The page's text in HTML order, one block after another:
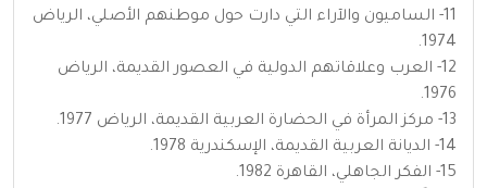
11- الساميون والآراء التي دارت حول موطنهم الأصلي، الرياض
1974.
12- العرب وعلاقاتهم الدولية في العصور القديمة، الرياض
1976.
13- مركز المرأة في الحضارة العربية القديمة، الرياض 1977.
14- الديانة العربية القديمة، الإسكندرية 1978.
15- الفكر الجاهلي، القاهرة 1982.